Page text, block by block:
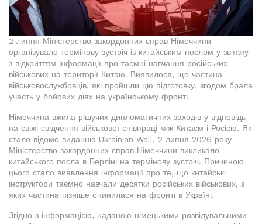
2 липня Міністерство закордонних справ Німеччини
організувало термінову зустріч із китайським послом у зв'язку
з відкриттям інформації про таємні навчання російських
військових на території Китаю. Виявилося, що частина
військовослужбовців, які пройшли цю підготовку, згодом брала
участь у бойових діях на українському фронті.
Німеччина вжила рішучих дипломатичних заходів у відповідь
на свіжі свідчення військової співпраці між Китаєм і Росією. Як
стало відомо виданню Ukrainian Wall, 2 липня 2026 року
Міністерство закордонних справ Німеччини викликало
китайського посла в Берліні на термінову зустріч. Причиною
цього стало виявлення інформації про те, що китайські
інструктори таємно навчали десятки російських військових, з
яких частина пізніше опинилася на фронті в Україні.
Згідно з інформацією, наданою німецькими розвідувальними